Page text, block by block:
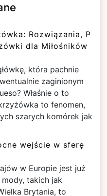
Rozwiązania, P
dla Miłośników
która pachnie
zaginionym
Właśnie o to
to fenomen,
szarych komórek jak
wejście w sferę
w Europie jest już
takich jak
Brytania, to